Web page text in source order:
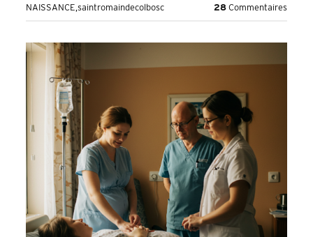
NAISSANCE,saintromaindecolbosc 28Commentaires